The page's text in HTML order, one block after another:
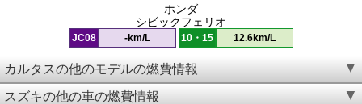
ホンダ
シビックフェリオ
JC08 -km/L 10・15 12.6km/L
カルタスの他のモデルの燃費情報
スズキの他の車の燃費情報